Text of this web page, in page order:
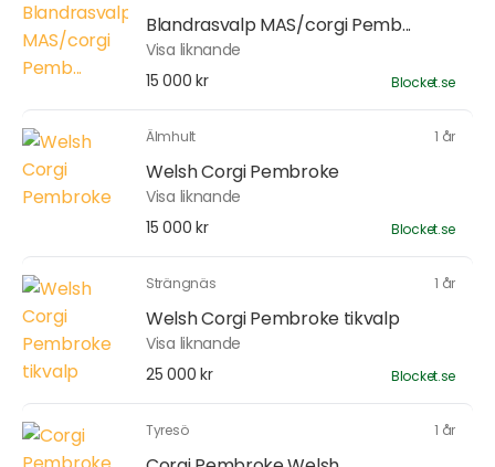
Blandrasvalp MAS/corgi Pemb...
Visa liknande
15 000 kr
Blocket.se
Älmhult 1 år
Welsh Corgi Pembroke
Visa liknande
15 000 kr
Blocket.se
Strängnäs 1 år
Welsh Corgi Pembroke tikvalp
Visa liknande
25 000 kr
Blocket.se
Tyresö 1 år